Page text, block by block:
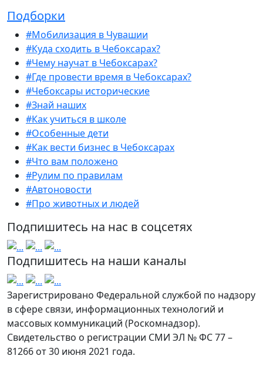
Подборки
#Мобилизация в Чувашии
#Куда сходить в Чебоксарах?
#Чему научат в Чебоксарах?
#Где провести время в Чебоксарах?
#Чебоксары исторические
#Знай наших
#Как учиться в школе
#Особенные дети
#Как вести бизнес в Чебоксарах
#Что вам положено
#Рулим по правилам
#Автоновости
#Про животных и людей
Подпишитесь на нас в соцсетях
Подпишитесь на наши каналы
Зарегистрировано Федеральной службой по надзору
в сфере связи, информационных технологий и
массовых коммуникаций (Роскомнадзор).
Свидетельство о регистрации СМИ ЭЛ № ФС 77 –
81266 от 30 июня 2021 года.